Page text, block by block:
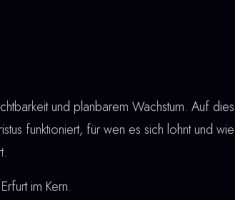
und planbarem Wachstum. Auf
funktioniert, für wen es sich lohnt und
im Kern.